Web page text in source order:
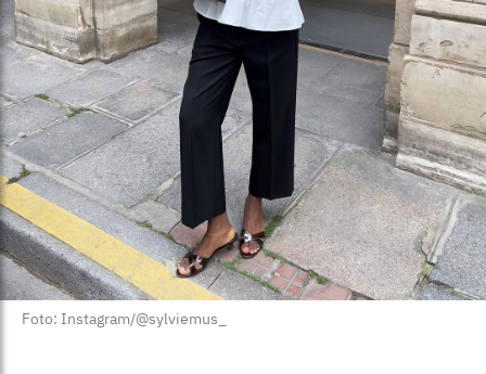
Foto: Instagram/@sylviemus_